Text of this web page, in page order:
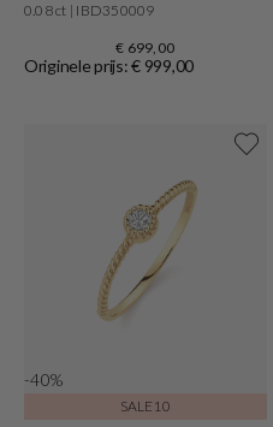
0.08 ct | IBD350009
€ 699,00
Originele prijs: € 999,00
-40%
SALE10